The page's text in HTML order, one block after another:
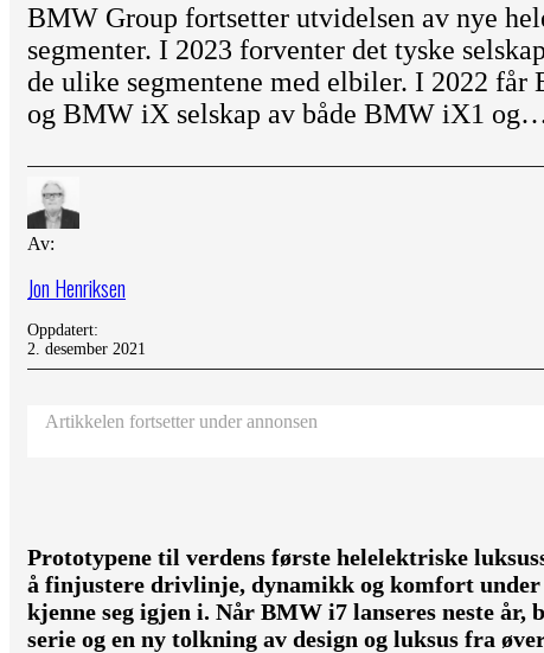
BMW Group fortsetter utvidelsen av nye
segmenter. I 2023 forventer det tyske
de ulike segmentene med elbiler. I 2022
og BMW iX selskap av både BMW iX1
Av:
Jon Henriksen
Oppdatert:
2. desember 2021
Artikkelen fortsetter under annonsen
Prototypene til verdens første helelektriske
å finjustere drivlinje, dynamikk og komfort
kjenne seg igjen i. Når BMW i7 lanseres neste
serie og en ny tolkning av design og luksus fra